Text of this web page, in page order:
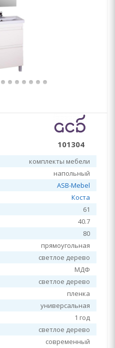
101304
комплекты мебели
напольный
ASB-Mebel
Коста
61
40.7
80
прямоугольная
светлое дерево
МДФ
светлое дерево
пленка
универсальная
1 год
светлое дерево
современный